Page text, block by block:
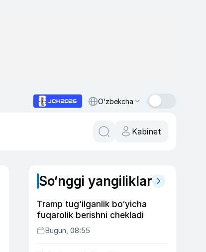
O‘zbekcha
Kabinet
So‘nggi yangiliklar
Tramp tug‘ilganlik bo‘yicha
fuqarolik berishni chekladi
Bugun, 08:55